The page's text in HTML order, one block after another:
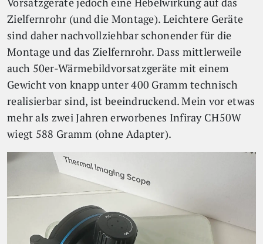
Zielfernrohr (und die Montage). Leichtere Geräte
sind daher nachvollziehbar schonender für die
Montage und das Zielfernrohr. Dass mittlerweile
auch 50er-Wärmebildvorsatzgeräte mit einem
Gewicht von knapp unter 400 Gramm technisch
realisierbar sind, ist beeindruckend. Mein vor etwas
mehr als zwei Jahren erworbenes Infiray CH50W
wiegt 588 Gramm (ohne Adapter).